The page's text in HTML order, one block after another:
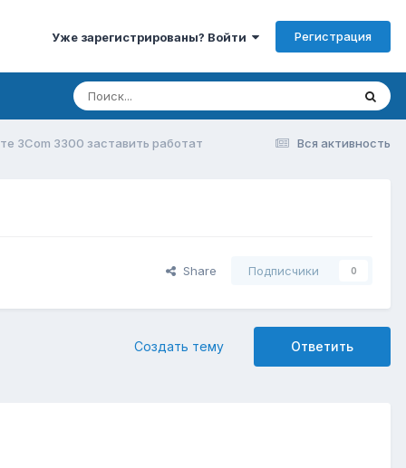
Уже зарегистрированы? Войти Регистрация
Вся активность
3Com 3300 заставить работат
Share Подписчики 0
Ответить
Создать тему